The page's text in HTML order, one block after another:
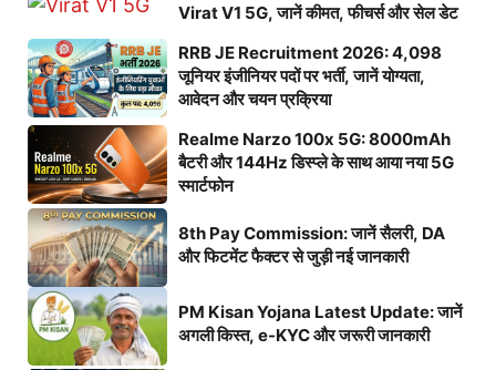
Virat V1 5G, जानें कीमत, फीचर्स और सेल डेट
RRB JE Recruitment 2026: 4,098
जूनियर इंजीनियर पदों पर भर्ती, जानें योग्यता,
आवेदन और चयन प्रक्रिया
Realme Narzo 100x 5G: 8000mAh
बैटरी और 144Hz डिस्प्ले के साथ आया नया 5G
स्मार्टफोन
8th Pay Commission: जानें सैलरी, DA
और फिटमेंट फैक्टर से जुड़ी नई जानकारी
PM Kisan Yojana Latest Update: जानें
अगली किस्त, e-KYC और जरूरी जानकारी